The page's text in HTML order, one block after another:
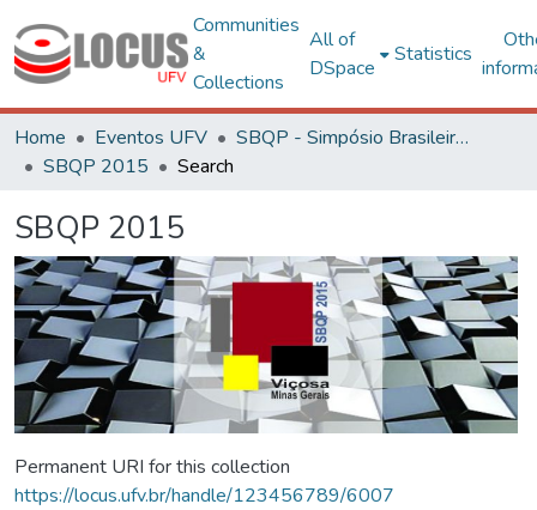
Communities
&
Collections
All of
DSpace
Statistics
Home Eventos UFV
SBQP - Simpósio Brasileiro de Qualidade do Projeto no Ambiente Construído
SBQP 2015
Search
SBQP 2015
Permanent URI for this collection
https://locus.ufv.br/handle/123456789/6007